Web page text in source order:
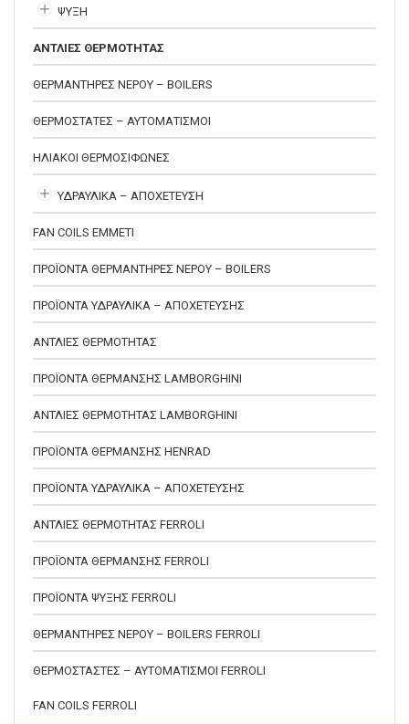
ΨΥΞΗ
ΑΝΤΛΙΕΣ ΘΕΡΜΟΤΗΤΑΣ
ΘΕΡΜΑΝΤΗΡΕΣ ΝΕΡΟΥ – BOILERS
ΘΕΡΜΟΣΤΑΤΕΣ – ΑΥΤΟΜΑΤΙΣΜΟΙ
ΗΛΙΑΚΟΙ ΘΕΡΜΟΣΙΦΩΝΕΣ
ΥΔΡΑΥΛΙΚΑ – ΑΠΟΧΕΤΕΥΣΗ
FAN COILS EMMETI
ΠΡΟΪΟΝΤΑ ΘΕΡΜΑΝΤΗΡΕΣ ΝΕΡΟΥ – BOILERS
ΠΡΟΪΟΝΤΑ ΥΔΡΑΥΛΙΚΑ – ΑΠΟΧΕΤΕΥΣΗΣ
ΑΝΤΛΙΕΣ ΘΕΡΜΟΤΗΤΑΣ
ΠΡΟΪΟΝΤΑ ΘΕΡΜΑΝΣΗΣ LAMBORGHINI
ΑΝΤΛΙΕΣ ΘΕΡΜΟΤΗΤΑΣ LAMBORGHINI
ΠΡΟΪΟΝΤΑ ΘΕΡΜΑΝΣΗΣ HENRAD
ΠΡΟΪΟΝΤΑ ΥΔΡΑΥΛΙΚΑ – ΑΠΟΧΕΤΕΥΣΗΣ
ΑΝΤΛΙΕΣ ΘΕΡΜΟΤΗΤΑΣ FERROLI
ΠΡΟΪΟΝΤΑ ΘΕΡΜΑΝΣΗΣ FERROLI
ΠΡΟΪΟΝΤΑ ΨΥΞΗΣ FERROLI
ΘΕΡΜΑΝΤΗΡΕΣ ΝΕΡΟΥ – BOILERS FERROLI
ΘΕΡΜΟΣΤΑΣΤΕΣ – ΑΥΤΟΜΑΤΙΣΜΟΙ FERROLI
FAN COILS FERROLI